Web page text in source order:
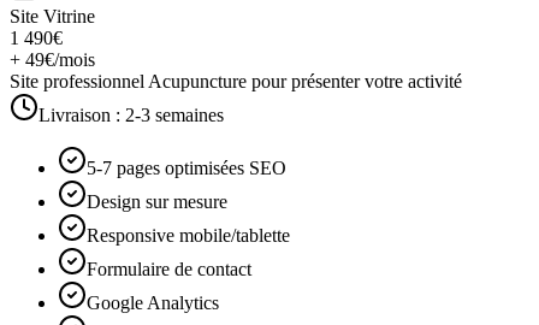
Site Vitrine
1 490€
+ 49€/mois
Site professionnel Acupuncture pour présenter votre activité
Livraison : 2-3 semaines
5-7 pages optimisées SEO
Design sur mesure
Responsive mobile/tablette
Formulaire de contact
Google Analytics